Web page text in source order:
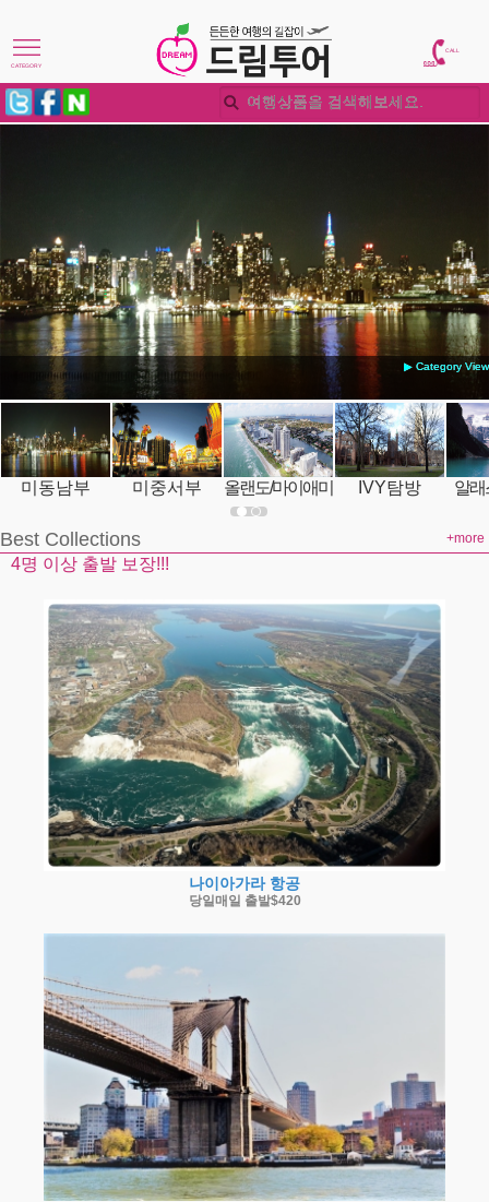
CATEGORY
CALL
▶ Category View
미동남부 미중서부 올랜도/마이애미 IVY탐방 알래
Best Collections +more
4명 이상 출발 보장!!!
나이아가라 항공
당일매일 출발$420